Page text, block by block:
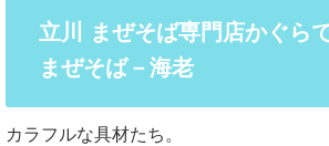
立川 まぜそば専門店かぐら
まぜそば－海老
カラフルな具材たち。